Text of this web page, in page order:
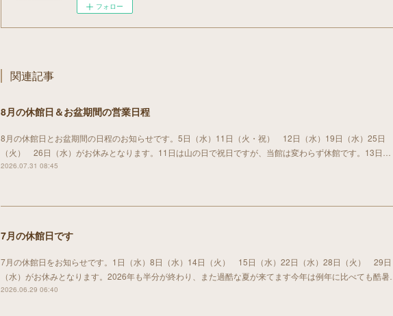
フォロー
関連記事
8月の休館日＆お盆期間の営業日程
8月の休館日とお盆期間の日程のお知らせです。5日（水）11日（火・祝） 12日（水）19日（水）25日
（火） 26日（水）がお休みとなります。11日は山の日で祝日ですが、当館は変わらず休館です。13日…
2026.07.31 08:45
7月の休館日です
7月の休館日をお知らせです。1日（水）8日（水）14日（火） 15日（水）22日（水）28日（火） 29日
（水）がお休みとなります。2026年も半分が終わり、また過酷な夏が来てます今年は例年に比べても酷暑…
2026.06.29 06:40